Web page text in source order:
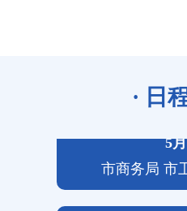
· 日
5
市商务局 市